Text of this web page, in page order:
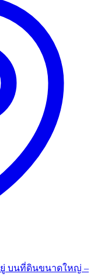
บนที่ดินขนาดใหญ่ –